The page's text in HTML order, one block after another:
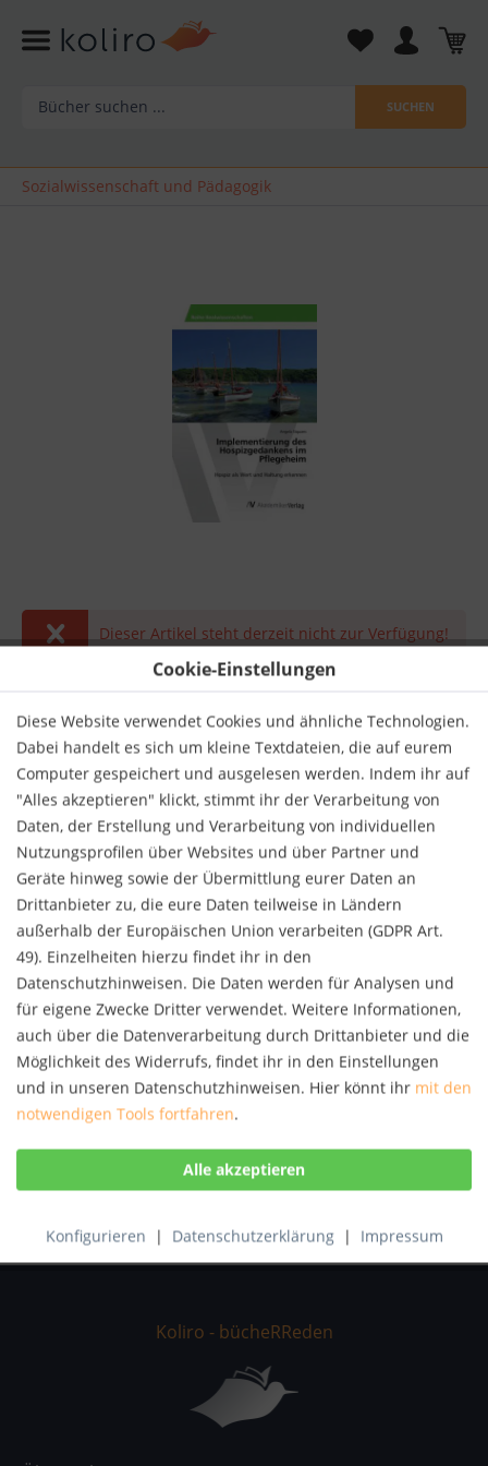
SUCHEN
Sozialwissenschaft und Pädagogik
Cookie-Einstellungen
Diese Website verwendet Cookies und ähnliche Technologien.
Dabei handelt es sich um kleine Textdateien, die auf eurem
Computer gespeichert und ausgelesen werden. Indem ihr auf
"Alles akzeptieren" klickt, stimmt ihr der Verarbeitung von
Daten, der Erstellung und Verarbeitung von individuellen
Nutzungsprofilen über Websites und über Partner und
Geräte hinweg sowie der Übermittlung eurer Daten an
Drittanbieter zu, die eure Daten teilweise in Ländern
außerhalb der Europäischen Union verarbeiten (GDPR Art.
49). Einzelheiten hierzu findet ihr in den
Datenschutzhinweisen. Die Daten werden für Analysen und
für eigene Zwecke Dritter verwendet. Weitere Informationen,
auch über die Datenverarbeitung durch Drittanbieter und die
Möglichkeit des Widerrufs, findet ihr in den Einstellungen
und in unseren Datenschutzhinweisen. Hier könnt ihr mit den
notwendigen Tools fortfahren.
Konfigurieren | Datenschutzerklärung | Impressum
Dieser Artikel steht derzeit nicht zur Verfügung!
inkl. MwSt. zzgl. Versandkosten
Derzeit nicht lieferbar.
Merken Bewerten
Verlag:
AV Akademikerverlag
Autor:
Angela Siquans
Artikel-Nr.:
KNV54126741
ISBN:
9783639865202
Beschreibung
Die demographische Entwicklung zeigt, dass die
Menschen immer älter und zunehmend...mehr
Bewertungen lesen, schreiben und diskutieren...mehr
Koliro - bücheRReden